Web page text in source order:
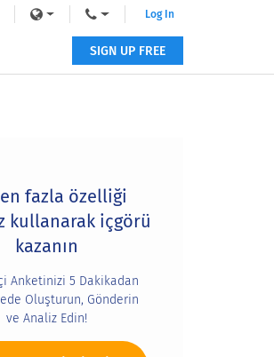
Log In
SIGN UP FREE
fazla özelliği
kullanarak içgörü
kazanın
Anketinizi 5 Dakikadan
Oluşturun, Gönderin
ve Analiz Edin!